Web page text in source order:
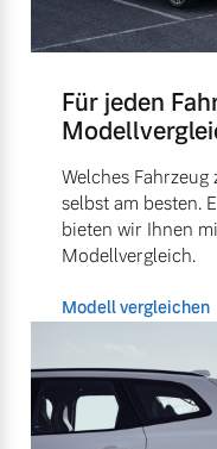
Für jeden
Welches Fahrzeug
selbst am besten.
bieten wir Ihnen
Modellvergleich.
Modell vergleichen